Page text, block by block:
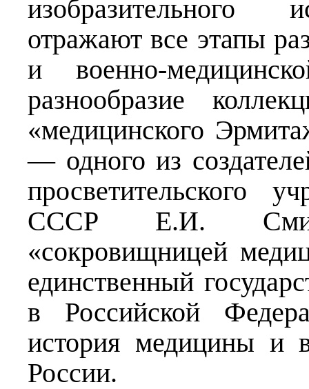
изобразительного
отражают все этапы
и военно-
разнообразие
«медицинского
— одного из
просветительского
СССР Е.И.
«сокровищницей
единственный
в Российской
история медицины и
России.